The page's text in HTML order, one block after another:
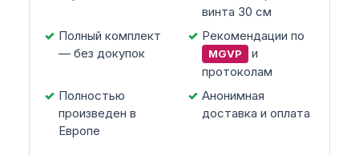
винта 30 см
Полный комплект
— без докупок
Рекомендации по
MGVP
и
протоколам
Полностью
произведен в
Европе
Анонимная
доставка и оплата